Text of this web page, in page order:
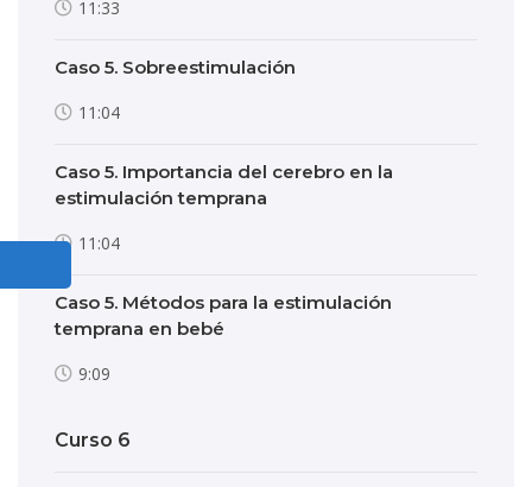
11:33
Caso 5. Sobreestimulación
11:04
Caso 5. Importancia del cerebro en la
estimulación temprana
11:04
Caso 5. Métodos para la estimulación
temprana en bebé
9:09
Curso 6